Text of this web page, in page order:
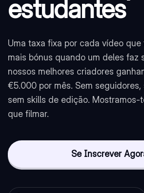
estudantes
Uma taxa fixa por cada vídeo que
mais bónus quando um deles faz
nossos melhores criadores
€5.000 por mês. Sem seguidores,
sem skills de edição. Mostramos-
que filmar.
Se Inscrever